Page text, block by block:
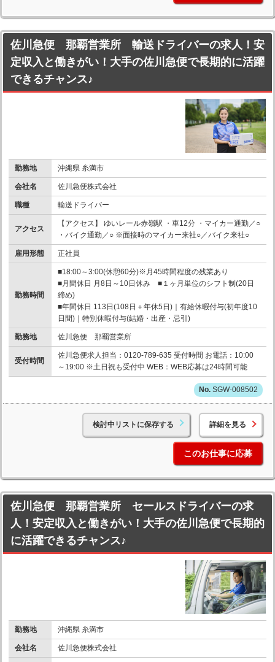
佐川急便 那覇営業所 輸送ドライバーの求人！安
定収入と働きがい！大手の佐川急便で長期的に活躍
できるチャンス♪
勤務地 沖縄県 糸満市
会社名 佐川急便株式会社
職種 輸送ドライバー
アクセス
【アクセス】 ゆいレール赤嶺駅 ・車12分 ・マイカー通勤／○
・バイク通勤／○ ※面接時のマイカー来社○／バイク来社○
雇用形態 正社員
勤務時間
■18:00～3:00(休憩60分)※月45時間程度の残業あり
■月間休日 月8日～10日休み ■１ヶ月単位のシフト制(20日
締め)
■年間休日 113日(108日＋年休5日)｜有給休暇付与(初年度10
日間)｜特別休暇付与(結婚・出産・忌引)
勤務地 佐川急便 那覇営業所
受付時間
佐川急便求人担当：0120-789-635 受付時間 お電話：10:00
～19:00 ※土日祝も受付中 WEB：WEB応募は24時間可能
SGW-008502
検討中リストに保存する 詳細を見る
このお仕事に応募
佐川急便 那覇営業所 セールスドライバーの求
人！安定収入と働きがい！大手の佐川急便で長期的
に活躍できるチャンス♪
勤務地 沖縄県 糸満市
会社名 佐川急便株式会社